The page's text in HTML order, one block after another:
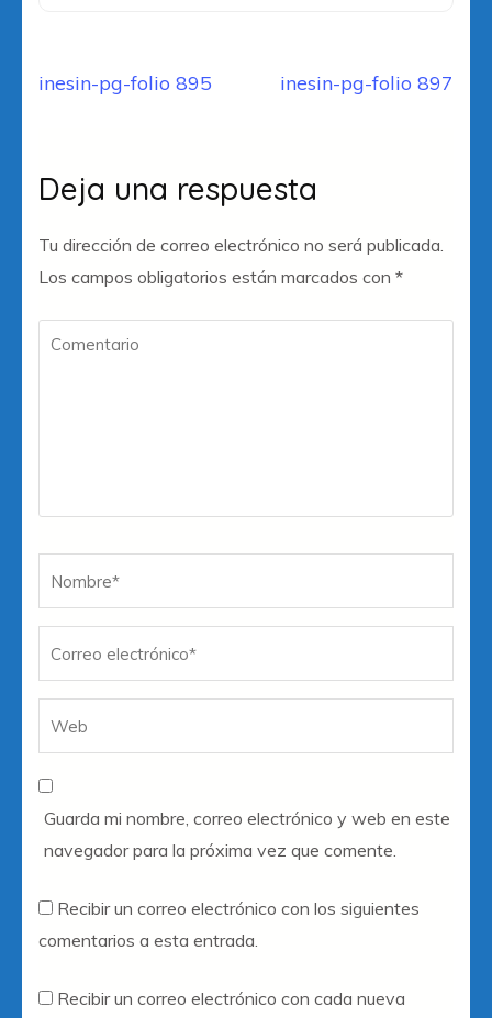
Navegación
inesin-pg-folio 895 inesin-pg-folio 897
Deja una respuesta
Tu dirección de correo electrónico no será publicada.
Los campos obligatorios están marcados con *
Comentario
Guarda mi nombre, correo electrónico y web en este
navegador para la próxima vez que comente.
Recibir un correo electrónico con los siguientes
comentarios a esta entrada.
Recibir un correo electrónico con cada nueva